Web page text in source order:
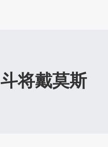
斗将戴莫斯